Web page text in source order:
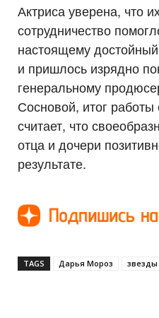
Актриса уверена, что
сотрудничество
настоящему
и пришлось изрядно
генеральному
Сосновой, итог
считает, что
отца и дочери
результате.
TAGS Дарья Мороз звезды